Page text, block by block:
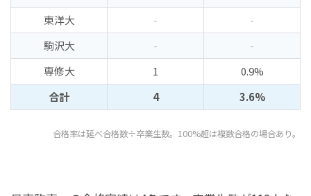
東洋大
-
-
駒沢大
-
-
専修大
1
0.9%
合計
4 3.6%
合格率は延べ合格数÷卒業生数。100%超は複数合格の場合あり。